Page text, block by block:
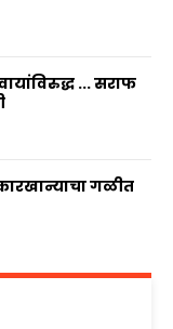
... सराफ
गळीत